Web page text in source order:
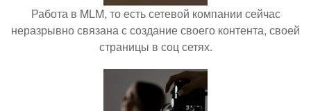
Работа в MLM, то есть сетевой компании сейчас
неразрывно связана с создание своего контента, своей
страницы в соц сетях.